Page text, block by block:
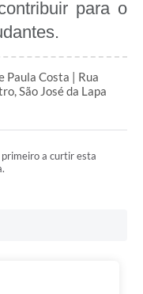
para o
Costa | Rua
São José da Lapa
primeiro a curtir esta